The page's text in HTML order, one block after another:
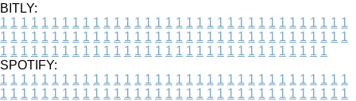
BITLY:
1 1 1 1 1 1 1 1 1 1 1 1 1 1 1 1 1 1 1 1 1 1 1 1 1 1 1 1 1 1 1 1 1 1
1 1 1 1 1 1 1 1 1 1 1 1 1 1 1 1 1 1 1 1 1 1 1 1 1 1 1 1 1 1 1 1 1 1
1 1 1 1 1 1 1 1 1 1 1 1 1 1 1 1 1 1 1 1 1 1 1 1 1 1 1 1 1 1 1 1
SPOTIFY:
1 1 1 1 1 1 1 1 1 1 1 1 1 1 1 1 1 1 1 1 1 1 1 1 1 1 1 1 1 1 1 1 1 1
1 1 1 1 1 1 1 1 1 1 1 1 1 1 1 1 1 1 1 1 1 1 1 1 1 1 1 1 1 1 1 1 1 1